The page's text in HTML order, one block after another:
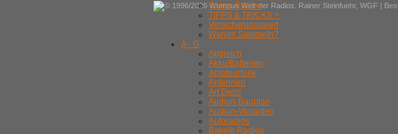
Spass-Radios
TIPPS & TRICKS >
Versicherungswert
Warum Sammeln?
A - G
Abgleich
Akku/Batterien
Amateurfunk
Antennen
Art Deco
Audion-Bauplan
Audion-Varianten
Autoradios
Bakelit-Radios
© 1996/2026 Wumpus Welt der Radios. Rainer Steinfuehr, WGF |